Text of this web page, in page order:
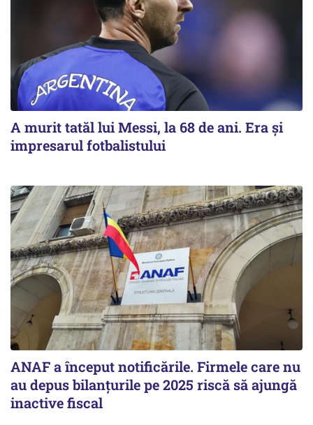
A murit tatăl lui Messi, la 68 de ani. Era și
impresarul fotbalistului
ANAF a început notificările. Firmele care nu
au depus bilanțurile pe 2025 riscă să ajungă
inactive fiscal